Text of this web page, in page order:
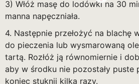
3) Włóż masę do lodówki na 30
manna napęczniała.
4. Następnie przełożyć na blachę
do pieczenia lub wysmarowaną
tartą. Rozłóż ją równomiernie i
aby w środku nie pozostały puste
koniec stuknij kilka razy.